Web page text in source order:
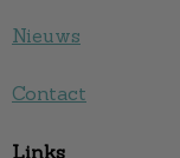
Nieuws
Contact
Links